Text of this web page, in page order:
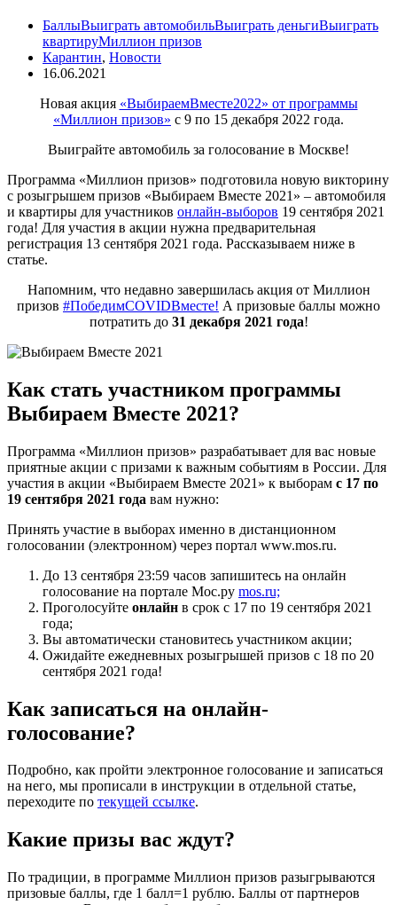
БаллыВыиграть автомобильВыиграть деньгиВыиграть
квартируМиллион призов
Карантин, Новости
16.06.2021
Новая акция «ВыбираемВместе2022» от программы
«Миллион призов» с 9 по 15 декабря 2022 года.
Выиграйте автомобиль за голосование в Москве!
Программа «Миллион призов» подготовила новую викторину
с розыгрышем призов «Выбираем Вместе 2021» – автомобиля
и квартиры для участников онлайн-выборов 19 сентября 2021
года! Для участия в акции нужна предварительная
регистрация 13 сентября 2021 года. Рассказываем ниже в
статье.
Напомним, что недавно завершилась акция от Миллион
призов #ПобедимCOVIDВместе! А призовые баллы можно
потратить до31 декабря 2021 года!
Как стать участником программы
Выбираем Вместе 2021?
Программа «Миллион призов» разрабатывает для вас новые
приятные акции с призами к важным событиям в России. Для
участия в акции «Выбираем Вместе 2021» к выборам с 17 по
19 сентября 2021 года вам нужно:
Принять участие в выборах именно в дистанционном
голосовании (электронном) через портал www.mos.ru.
До 13 сентября 23:59 часов запишитесь на онлайн
голосование на портале Мос.ру mos.ru;
Проголосуйте онлайн в срок с 17 по 19 сентября 2021
года;
Вы автоматически становитесь участником акции;
Ожидайте ежедневных розыгрышей призов с 18 по 20
сентября 2021 года!
Как записаться на онлайн-
голосование?
Подробно, как пройти электронное голосование и записаться
на него, мы прописали в инструкции в отдельной статье,
переходите по текущей ссылке.
Какие призы вас ждут?
По традиции, в программе Миллион призов разыгрываются
призовые баллы, где 1 балл=1 рублю. Баллы от партнеров